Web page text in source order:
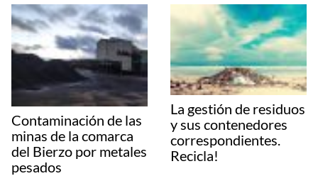
Contaminación de las
minas de la comarca
del Bierzo por metales
pesados
La gestión de residuos
y sus contenedores
correspondientes.
Recicla!